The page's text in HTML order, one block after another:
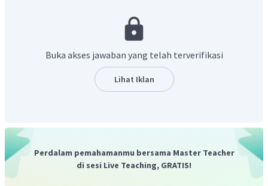
Pemisahan logam-logam transisi dari senyawanya,
dilakukan dengan reduksi senyawa oksidanya. Akan tetapi
Bijih dalam bentuk oksida umumnya langsung direduksi
atau karbon, misalnya pada besi, nikel, atau
seng. Untuk bijih sulfidanya, harus melalui proses
terdapat dalam bentuk
Buka akses jawaban yang telah terverifikasi
Lihat Iklan
Perdalam pemahamanmu bersama Master Teacher
di sesi Live Teaching, GRATIS!